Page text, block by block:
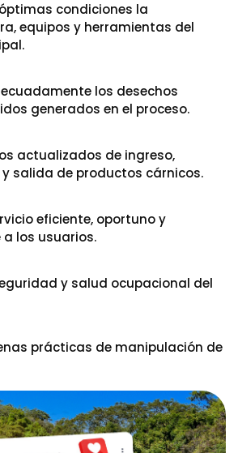
condiciones la
equipos y herramientas del
los desechos
generados en el proceso.
actualizados de ingreso,
salida de productos cárnicos.
eficiente, oportuno y
los usuarios.
y salud ocupacional del
prácticas de manipulación de